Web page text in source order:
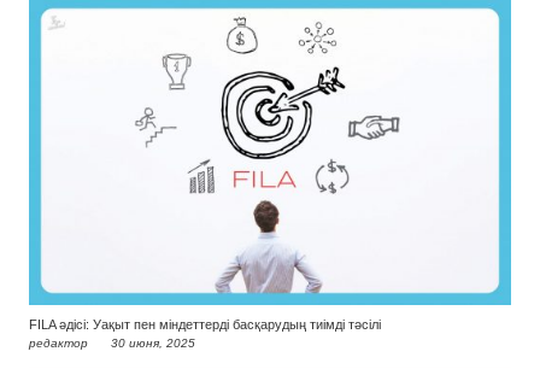
FILA әдісі: Уақыт пен міндеттерді басқарудың тиімді тәсілі
редактор 30 июня, 2025